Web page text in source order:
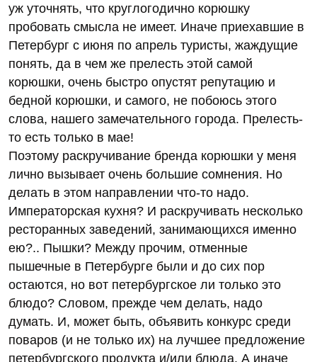
уж уточнять, что круглогодично корюшку
пробовать смысла не имеет. Иначе приехавшие в
Петербург с июня по апрель туристы, жаждущие
понять, да в чем же прелесть этой самой
корюшки, очень быстро опустят репутацию и
бедной корюшки, и самого, не побоюсь этого
слова, нашего замечательного города. Прелесть-
то есть только в мае!
Поэтому раскручивание бренда корюшки у меня
лично вызывает очень большие сомнения. Но
делать в этом направлении что-то надо.
Императорская кухня? И раскручивать несколько
ресторанных заведений, занимающихся именно
ею?.. Пышки? Между прочим, отменные
пышечные в Петербурге были и до сих пор
остаются, но вот петербургское ли только это
блюдо? Словом, прежде чем делать, надо
думать. И, может быть, объявить конкурс среди
поваров (и не только их) на лучшее предложение
петербургского продукта и/или блюда. А иначе